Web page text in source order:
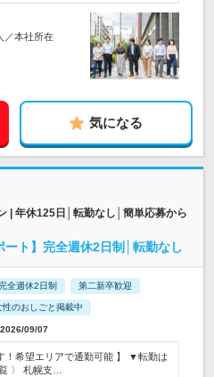
／本社所在
気になる
| 年休125日│転勤なし│簡単応募から
ト】完全週休2日制│転勤なし
全週休2日制 第二新卒歓迎
性のおしごと掲載中
09/07
！希望エリアで通勤可能 】 ▼転勤は
〉 札幌支…